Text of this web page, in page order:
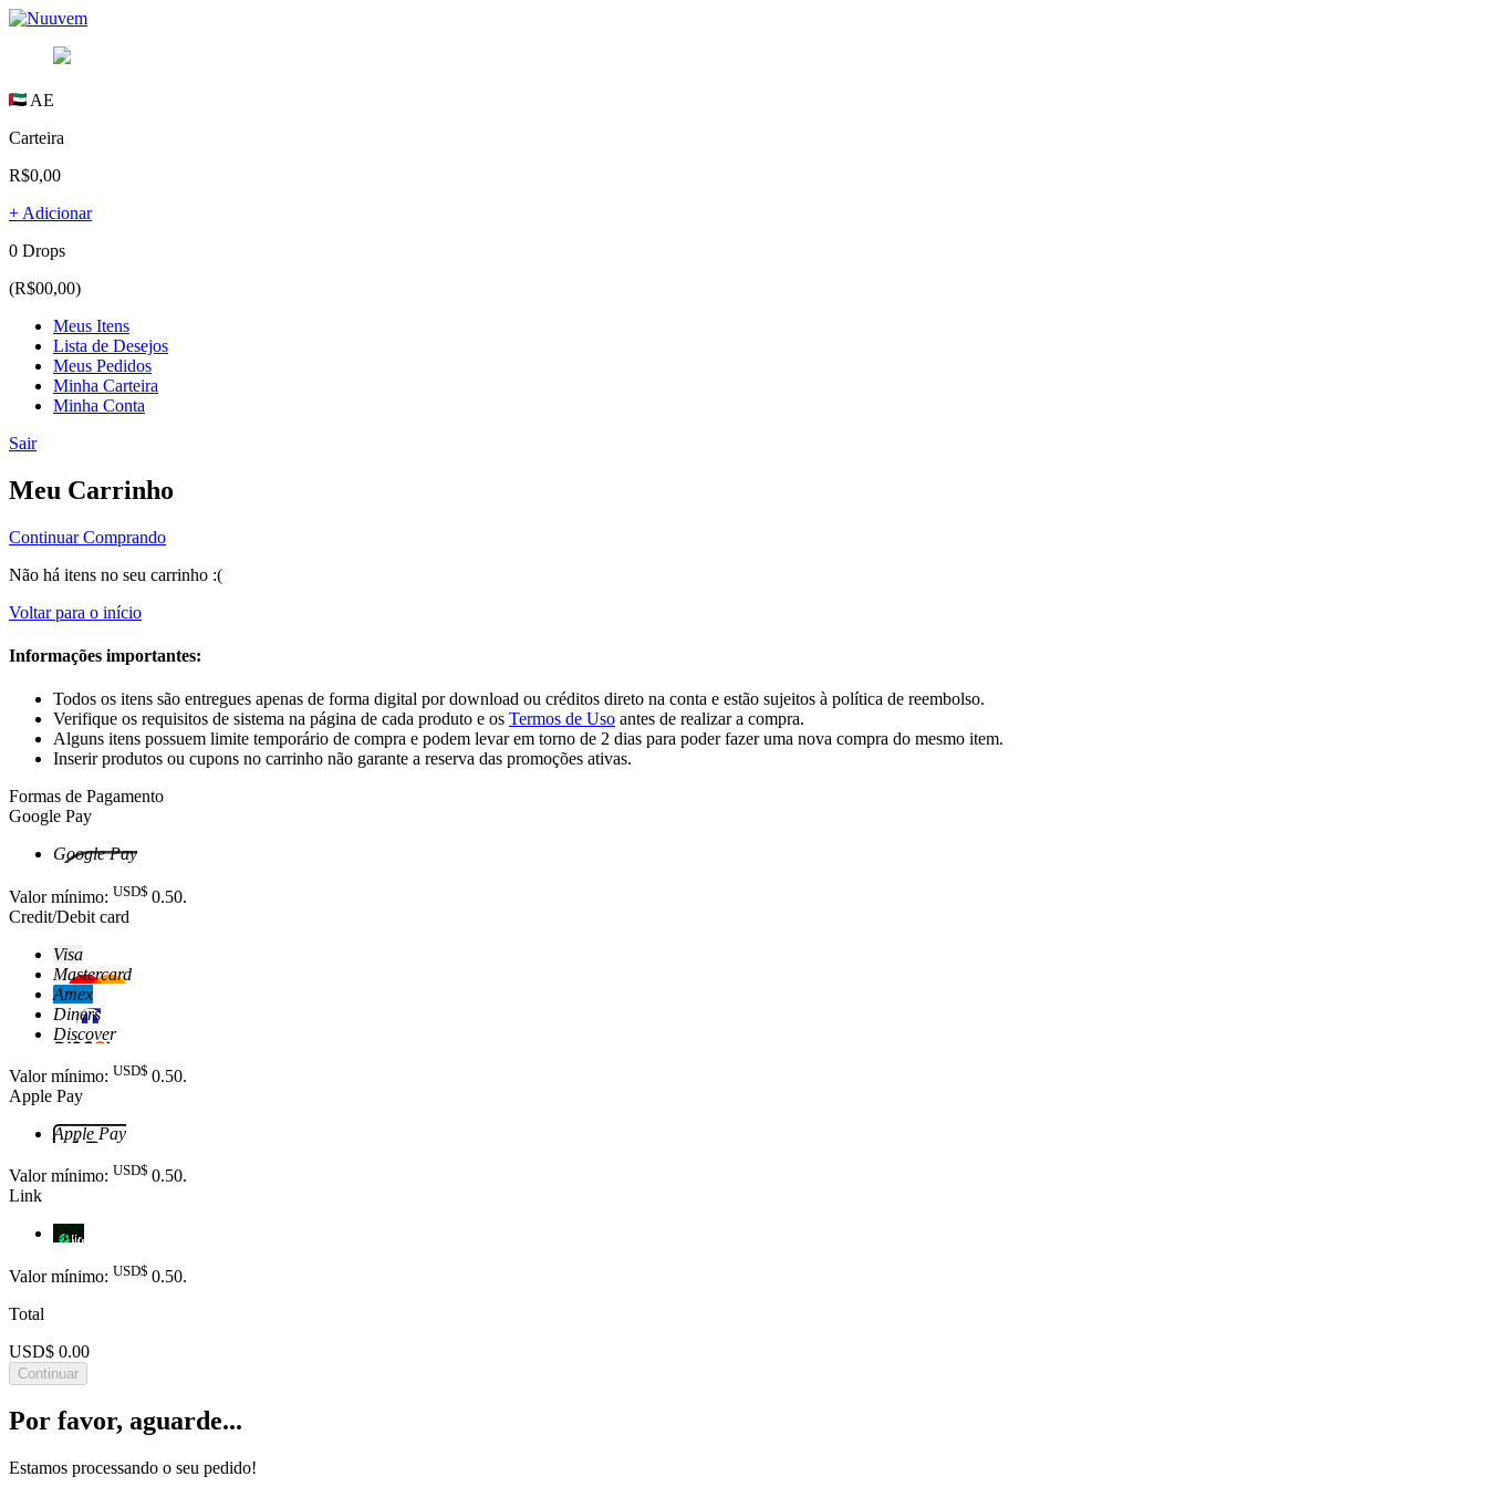
AE
Carteira
R$0,00
+ Adicionar
0 Drops
(R$00,00)
Meus Itens
Lista de Desejos
Meus Pedidos
Minha Carteira
Minha Conta
Sair
Meu Carrinho
Continuar Comprando
Não há itens no seu carrinho :(
Voltar para o início
Informações importantes:
Todos os itens são entregues apenas de forma digital por download ou créditos direto na conta e estão sujeitos à política de reembolso.
Verifique os requisitos de sistema na página de cada produto e os Termos de Uso antes de realizar a compra.
Alguns itens possuem limite temporário de compra e podem levar em torno de 2 dias para poder fazer uma nova compra do mesmo item.
Inserir produtos ou cupons no carrinho não garante a reserva das promoções ativas.
Formas de Pagamento
Google Pay
Google Pay
Valor mínimo: USD$ 0.50.
Credit/Debit card
Visa
Mastercard
Amex
Diners
Discover
Valor mínimo: USD$ 0.50.
Apple Pay
Apple Pay
Valor mínimo: USD$ 0.50.
Link
Link
Valor mínimo: USD$ 0.50.
Total
USD$ 0.00
Continuar
Por favor, aguarde...
Estamos processando o seu pedido!